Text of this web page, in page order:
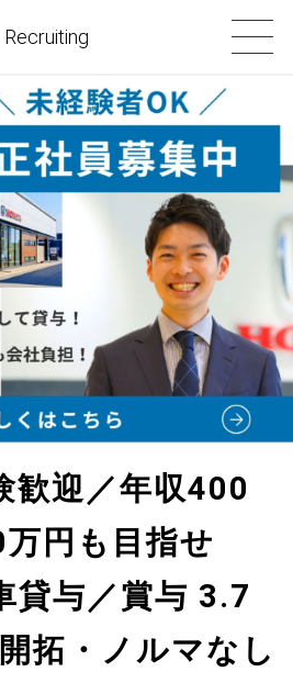
Recruiting
迎／年収400
円も目指せ
貸与／賞与 3.7
拓・ノルマなし